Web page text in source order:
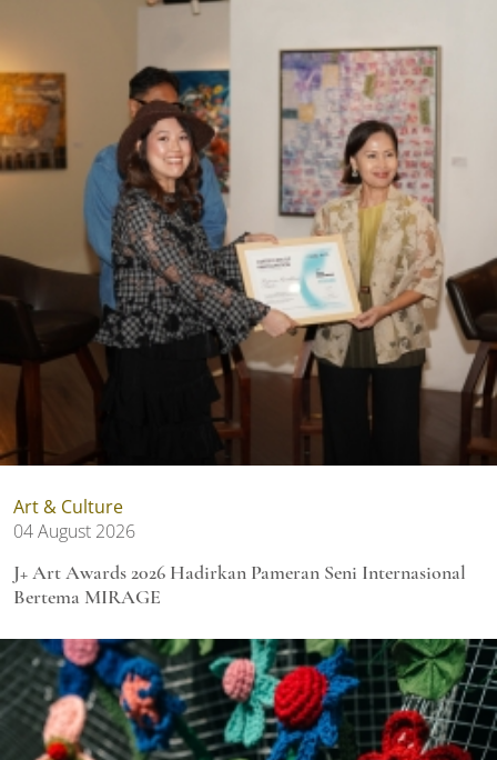
Art & Culture
04 August 2026
J+ Art Awards 2026 Hadirkan Pameran Seni Internasional
Bertema MIRAGE